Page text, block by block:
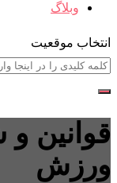
وبلاگ
انتخاب موقعیت
قوانین
ورزش